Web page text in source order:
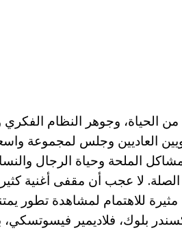
الحياة، وجوهر النظام الفكري
العاديين وجلس لمجموعة
الملحة وحياة الرجال
لا عجب أن مقفى أغنية
للاهتمام لمشاهدة تطور
بلوك، فلاديمير فيسوتسكي،